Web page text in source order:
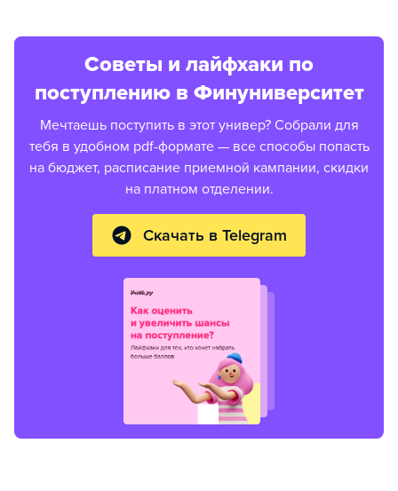
Советы и лайфхаки по
поступлению в Финуниверситет
Мечтаешь поступить в этот универ? Собрали для
тебя в удобном pdf-формате — все способы попасть
на бюджет, расписание приемной кампании, скидки
на платном отделении.
Скачать в Telegram